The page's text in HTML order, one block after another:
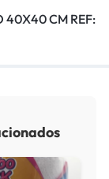
40X40 CM REF: